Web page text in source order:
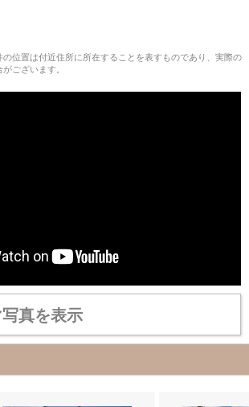
位置は付近住所に所在することを表すものであり、実際の
ございます。
真を表示